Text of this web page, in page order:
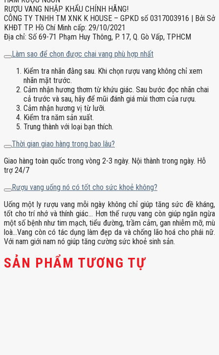
RƯỢU VANG NHẬP KHẨU CHÍNH HÃNG!
CÔNG TY TNHH TM XNK K HOUSE – GPKD số 0317003916 | Bởi Sở
KHĐT TP. Hồ Chí Minh cấp: 29/10/2021
Địa chỉ: Số 69-71 Phạm Huy Thông, P. 17, Q. Gò Vấp, TPHCM
Làm sao để chọn được chai vang phù hợp nhất
Kiểm tra nhãn đằng sau. Khi chọn rượu vang không chỉ xem
nhãn mặt trước.
Cảm nhận hương thơm từ khứu giác. Sau bước đọc nhãn chai
cả trước và sau, hãy để mũi đánh giá mùi thơm của rượu.
Cảm nhận hương vị từ lưỡi.
Kiểm tra năm sản xuất.
Trung thành với loại bạn thích.
Thời gian giao hàng trong bao lâu?
Giao hàng toàn quốc trong vòng 2-3 ngày. Nội thành trong ngày. Hỗ
trợ 24/7
Rượu vang uống nó có tốt cho sức khoẻ không?
Uống một ly rượu vang mỗi ngày không chỉ giúp tăng sức đề kháng,
tốt cho trí nhớ và thính giác… Hơn thế rượu vang còn giúp ngăn ngừa
một số bệnh như tim mạch, tiểu đường, trầm cảm, gan nhiễm mỡ, mù
loà…Vang còn có tác dụng làm đẹp da và chống lão hoá cho phái nữ.
Với nam giới nam nó giúp tăng cường sức khoẻ sinh sản.
SẢN PHẨM TƯƠNG TỰ